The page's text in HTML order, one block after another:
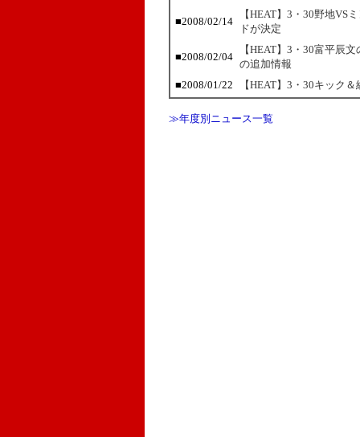
■2008/02/14
【HEAT】3・30野地VS
ドが決定
■2008/02/04
【HEAT】3・30富平辰
の追加情報
■2008/01/22
【HEAT】3・30キック
≫年度別ニュース一覧